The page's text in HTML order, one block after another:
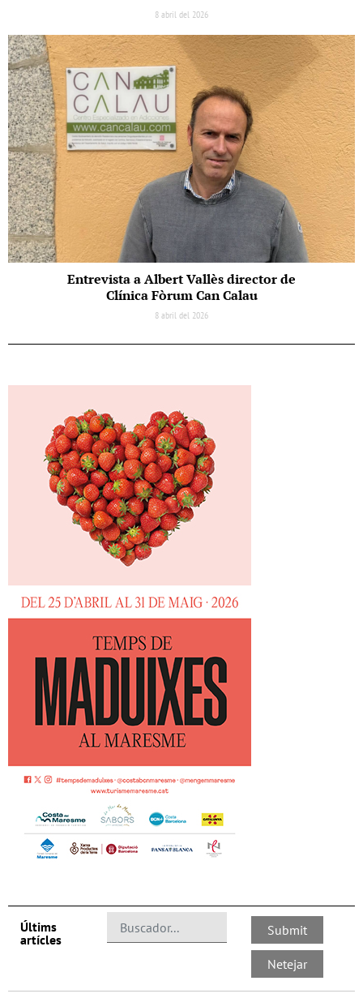
8 abril del 2026
Entrevista a Albert Vallès director de
Clínica Fòrum Can Calau
8 abril del 2026
Últims
artícles